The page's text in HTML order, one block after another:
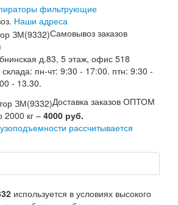
фильтрующие
Наши адреса
Самовывоз заказов
д.83, 5 этаж, офис 518
пн-чт: 9:30 - 17:00. птн: 9:30 -
- 13.30.
Доставка заказов ОПТОМ
2000 кг – 4000 руб.
рассчитывается
используется в условиях высокого